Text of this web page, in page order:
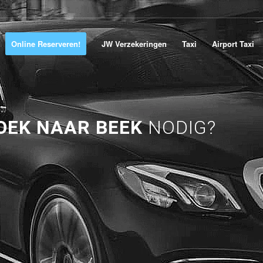
Online Reserveren! JW Verzekeringen Taxi Airport Taxi
NAAR BEEKNODIG?